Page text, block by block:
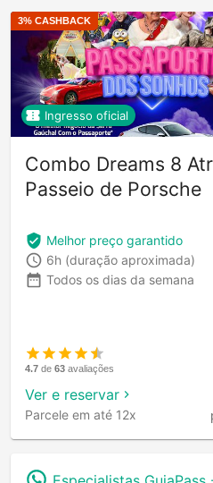
3% CASHBACK
Ingresso oficial
Combo Dreams 8
Passeio de Porsche
Melhor preço garantido
6h (duração aproximada)
Todos os dias da semana
4.7 de 63 avaliações
Ver e reservar
Parcele em até 12x